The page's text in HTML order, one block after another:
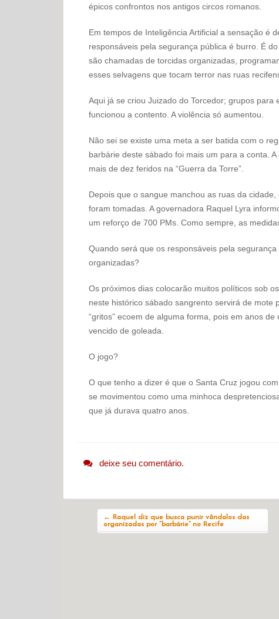
épicos confrontos nos antigos circos romanos.
Em tempos de Inteligência Artificial a sensação é
responsáveis pela segurança pública é burro. É
são chamadas de torcidas organizadas,
esses selvagens que tocam terror nas ruas
Aqui já se criou Juizado do Torcedor; grupos
funcionou a contento. A violência só aumentou.
Não sei se existe uma meta a ser batida com o
barbárie deste sábado foi mais um para a conta.
mais de dez feridos na “Guerra da Torre”.
Depois que o sangue manchou as ruas da
foram tomadas. A governadora Raquel Lyra
um reforço de 700 PMs. Como sempre, as
Quando será que os responsáveis pela
organizadas?
Os próximos dias colocarão muitos políticos sob
neste histórico sábado sangrento servirá de mote
“gritos” ecoem de alguma forma, pois em anos
vencido de goleada.
O jogo?
O que tenho a dizer é que o Santa Cruz jogou
se movimentou como uma minhoca
que já durava quatro anos.
deixe seu comentário.
←
Raquel diz que busca punir vândalos das
organizadas por “barbárie” no Recife